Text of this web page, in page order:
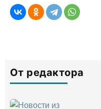
От редактора